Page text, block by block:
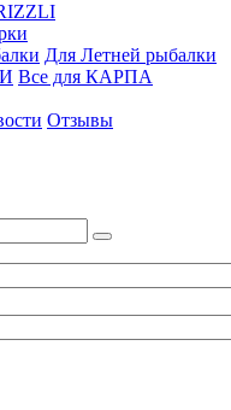
Для Летней рыбалки
Все для КАРПА
Отзывы